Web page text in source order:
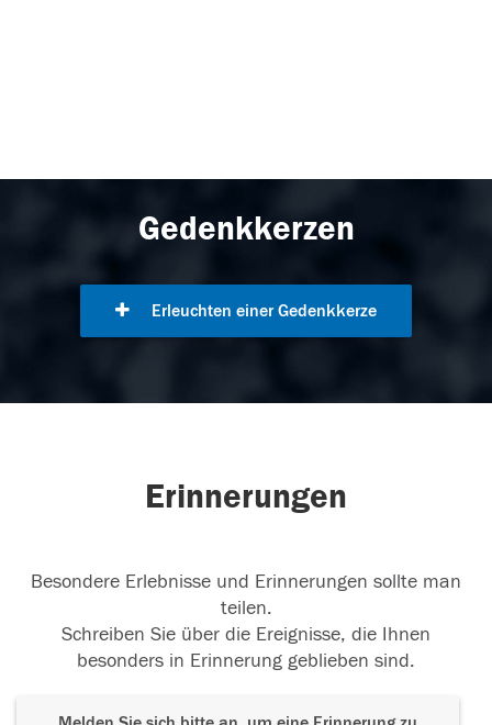
Gedenkkerzen
Erleuchten einer Gedenkkerze
Erinnerungen
Besondere Erlebnisse und Erinnerungen sollte man
teilen.
Schreiben Sie über die Ereignisse, die Ihnen
besonders in Erinnerung geblieben sind.